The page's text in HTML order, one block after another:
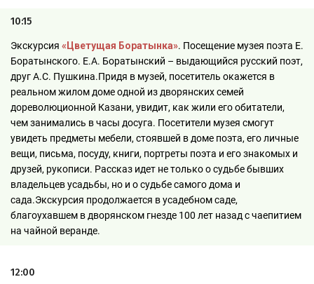
10:15
Экскурсия «Цветущая Боратынка». Посещение музея поэта Е.
Боратынского. Е.А. Боратынский – выдающийся русский поэт,
друг А.С. Пушкина.Придя в музей, посетитель окажется в
реальном жилом доме одной из дворянских семей
дореволюционной Казани, увидит, как жили его обитатели,
чем занимались в часы досуга. Посетители музея смогут
увидеть предметы мебели, стоявшей в доме поэта, его личные
вещи, письма, посуду, книги, портреты поэта и его знакомых и
друзей, рукописи. Рассказ идет не только о судьбе бывших
владельцев усадьбы, но и о судьбе самого дома и
сада.Экскурсия продолжается в усадебном саде,
благоухавшем в дворянском гнезде 100 лет назад с чаепитием
на чайной веранде.
12:00